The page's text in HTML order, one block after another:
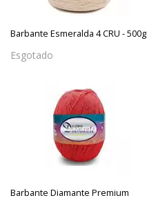
Barbante Esmeralda 4 CRU - 500g
Esgotado
Barbante Diamante Premium